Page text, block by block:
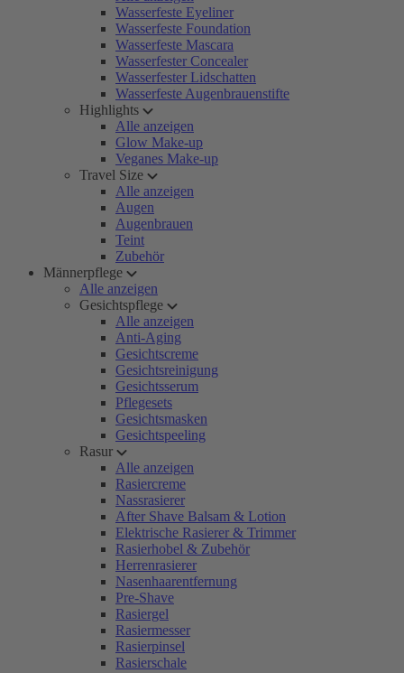
Wasserfeste Eyeliner
Wasserfeste Foundation
Wasserfeste Mascara
Wasserfester Concealer
Wasserfester Lidschatten
Wasserfeste Augenbrauenstifte
Highlights
Alle anzeigen
Glow Make-up
Veganes Make-up
Travel Size
Alle anzeigen
Augen
Augenbrauen
Teint
Zubehör
Männerpflege
Alle anzeigen
Gesichtspflege
Alle anzeigen
Anti-Aging
Gesichtscreme
Gesichtsreinigung
Gesichtsserum
Pflegesets
Gesichtsmasken
Gesichtspeeling
Rasur
Alle anzeigen
Rasiercreme
Nassrasierer
After Shave Balsam & Lotion
Elektrische Rasierer & Trimmer
Rasierhobel & Zubehör
Herrenrasierer
Nasenhaarentfernung
Pre-Shave
Rasiergel
Rasiermesser
Rasierpinsel
Rasierschale